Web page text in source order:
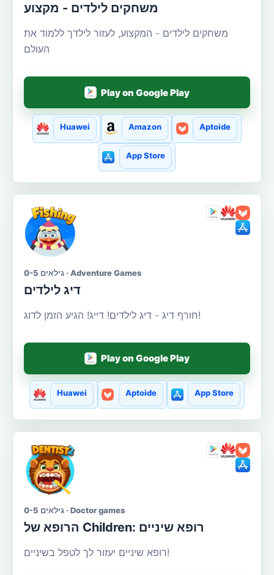
משחקים לילדים - מקצוע
משחקים לילדים - המקצוע, לעזור לילדך ללמוד את
העולם
Play on Google Play
Huawei Amazon Aptoide
App Store
גילאים 0-5 · Adventure Games
דיג לילדים
חורף דיג - דיג לילדים! דייג! הגיע הזמן לדוג!
Play on Google Play
Huawei Aptoide App Store
גילאים 0-5 · Doctor games
הרופא של Сhildren: רופא שיניים
רופא שיניים יעזור לך לטפל בשיניים!